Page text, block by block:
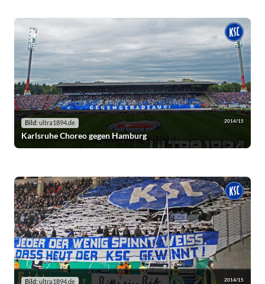
Bild: ultra1894.de 2014/15
Karlsruhe Choreo gegen Hamburg
Bild: ultra1894.de 2014/15